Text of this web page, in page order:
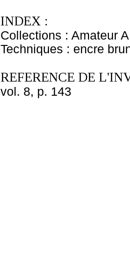
INDEX :
Collections : Amateur
Techniques : encre
REFERENCE DE
vol. 8, p. 143